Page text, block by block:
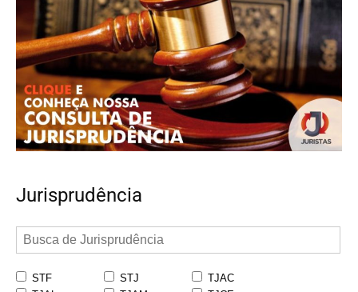
Jurisprudência
STF STJ
TJAC